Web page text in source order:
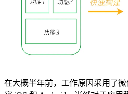
在大概半年前，工作原因采用了